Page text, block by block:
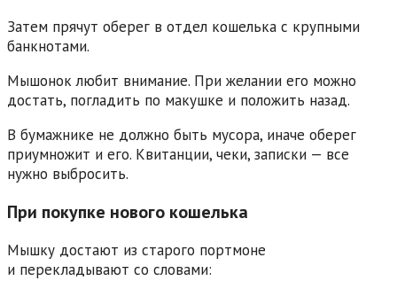
Затем прячут оберег в отдел кошелька с крупными
банкнотами.
Мышонок любит внимание. При желании его можно
достать, погладить по макушке и положить назад.
В бумажнике не должно быть мусора, иначе оберег
приумножит и его. Квитанции, чеки, записки — все
нужно выбросить.
При покупке нового кошелька
Мышку достают из старого портмоне
и перекладывают со словами: